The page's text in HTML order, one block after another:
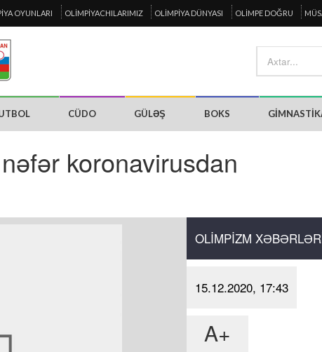
OYUNLARI OLIMPIYACHILARIMIZ OLIMPIYA DÜNYASI OLIMPE DOĞRU
CÜDO GÜLƏŞ BOKS
koronavirusdan
OLIMPIZM
15.12.2020, 17:43
A+